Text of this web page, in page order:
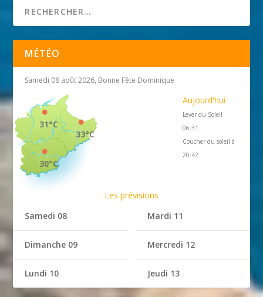
MÉTÉO
Samedi 08 août 2026, Bonne Fête Dominique
33°C
31°C
30°C
Aujourd'hui
Lever du Soleil
06:31
Coucher du soleil à
20:42
Les prévisions
Samedi 08
Dimanche 09
Lundi 10
Mardi 11
Mercredi 12
Jeudi 13